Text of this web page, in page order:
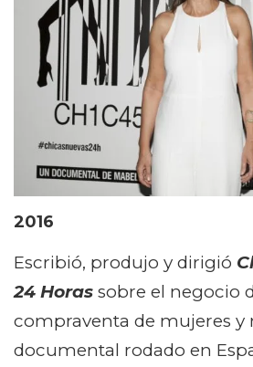
2016
Escribió, produjo y dirigió
24 Horas sobre el negocio
compraventa de mujeres y
documental rodado en